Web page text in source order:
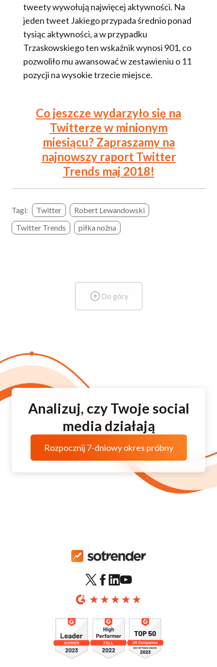
tweety wywołują najwięcej aktywności. Na
jeden tweet Jakiego przypada średnio ponad
tysiąc aktywności, a w przypadku
Trzaskowskiego ten wskaźnik wynosi 901, co
pozwoliło mu awansować w zestawieniu o 11
pozycji na wysokie trzecie miejsce.
Co jeszcze wydarzyło się na
Twitterze w minionym
miesiącu? Zapraszamy na
najnowszy raport Twitter
Trends maj 2018!
Tagi: Twitter
Robert Lewandowski
Twitter Trends
piłka nożna
Do góry
Analizuj, czy Twoje social
media działają
Rozpocznij 7-dniowy okres próbny